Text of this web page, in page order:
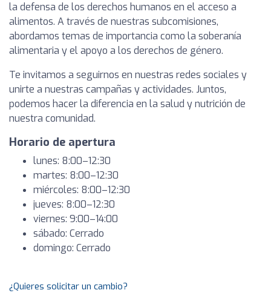
la defensa de los derechos humanos en el acceso a
alimentos. A través de nuestras subcomisiones,
abordamos temas de importancia como la soberanía
alimentaria y el apoyo a los derechos de género.
Te invitamos a seguirnos en nuestras redes sociales y
unirte a nuestras campañas y actividades. Juntos,
podemos hacer la diferencia en la salud y nutrición de
nuestra comunidad.
Horario de apertura
lunes: 8:00–12:30
martes: 8:00–12:30
miércoles: 8:00–12:30
jueves: 8:00–12:30
viernes: 9:00–14:00
sábado: Cerrado
domingo: Cerrado
¿Quieres solicitar un cambio?